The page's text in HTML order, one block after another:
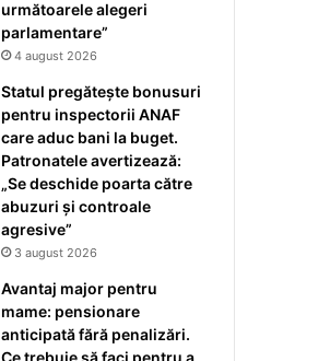
următoarele alegeri
parlamentare”
4 august 2026
Statul pregătește bonusuri
pentru inspectorii ANAF
care aduc bani la buget.
Patronatele avertizează:
„Se deschide poarta către
abuzuri și controale
agresive”
3 august 2026
Avantaj major pentru
mame: pensionare
anticipată fără penalizări.
Ce trebuie să faci pentru a